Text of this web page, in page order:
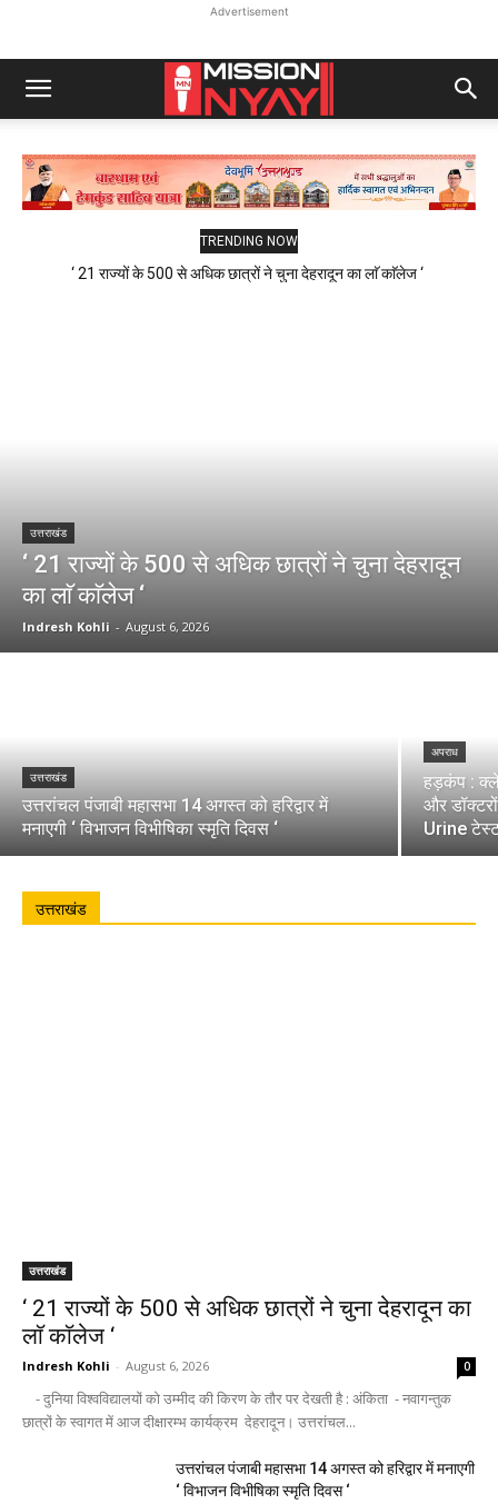
Advertisement
TRENDING NOW
‘ 21 राज्यों के 500 से अधिक छात्रों ने चुना देहरादून का लाॅ काॅलेज ‘
उत्तराखंड
‘ 21 राज्यों के 500 से अधिक छात्रों ने चुना देहरादून
का लाॅ काॅलेज ‘
Indresh Kohli - August 6, 2026
उत्तराखंड
उत्तरांचल पंजाबी महासभा 14 अगस्त को हरिद्वार में
मनाएगी ‘ विभाजन विभीषिका स्मृति दिवस ‘
अपराध
हड़कंप :
और
Urine
उत्तराखंड
उत्तराखंड
‘ 21 राज्यों के 500 से अधिक छात्रों ने चुना देहरादून का
लाॅ काॅलेज ‘
Indresh Kohli - August 6, 2026 0
- दुनिया विश्वविद्यालयों को उम्मीद की किरण के तौर पर देखती है : अंकिता - नवागन्तुक
छात्रों के स्वागत में आज दीक्षारम्भ कार्यक्रम देहरादून। उत्तरांचल...
उत्तरांचल पंजाबी महासभा 14 अगस्त को हरिद्वार में मनाएगी
‘ विभाजन विभीषिका स्मृति दिवस ‘